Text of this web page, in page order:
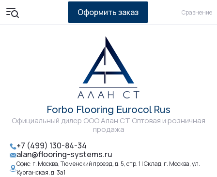
Forbo Flooring Eurocol Rus
Официальный дилер ООО Алан СТ Оптовая и розничная
продажа
Оформить заказ
+7 (499) 130-84-34
alan@flooring-systems.ru
Офис: г. Москва, Тюменский проезд, д. 5, стр. 1 | Склад: г. Москва, ул.
Курганская, д. 3а1
Сравнение